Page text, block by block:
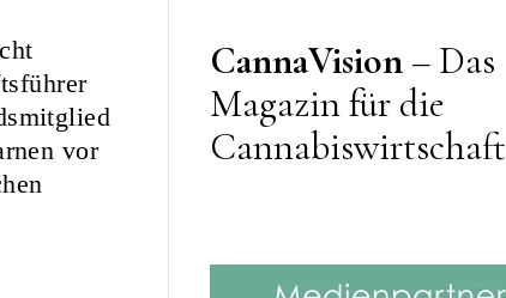
vor
CannaVision – Das
Magazin für die
Cannabiswirtschaft